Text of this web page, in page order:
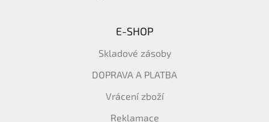
E-SHOP
Skladové zásoby
DOPRAVA A PLATBA
Vrácení zboží
Reklamace